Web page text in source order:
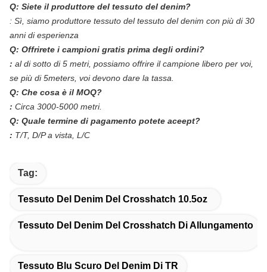
Q: Siete il produttore del tessuto del denim?
: Sì, siamo produttore tessuto del tessuto del denim con più di 30
anni di esperienza
Q: Offrirete i campioni gratis prima degli ordini?
: al di sotto di 5 metri, possiamo offrire il campione libero per voi,
se più di 5meters, voi devono dare la tassa.
Q: Che cosa è il MOQ?
: Circa 3000-5000 metri.
Q: Quale termine di pagamento potete aceept?
: T/T, D/P a vista, L/C
Tag:
Tessuto Del Denim Del Crosshatch 10.5oz
Tessuto Del Denim Del Crosshatch Di Allungamento
Tessuto Blu Scuro Del Denim Di TR